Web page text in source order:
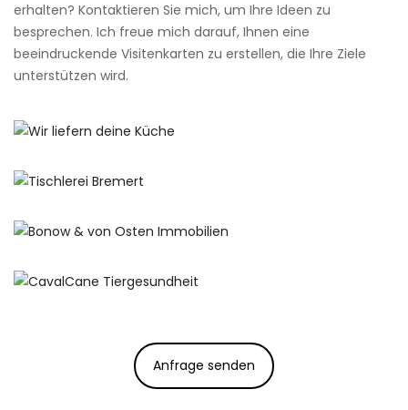
erhalten? Kontaktieren Sie mich, um Ihre Ideen zu
besprechen. Ich freue mich darauf, Ihnen eine
beeindruckende Visitenkarten zu erstellen, die Ihre Ziele
unterstützen wird.
Anfrage senden